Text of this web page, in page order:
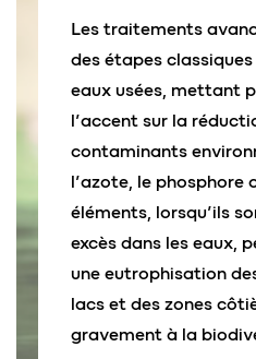
Les traitements
des étapes
eaux usées, mettant
l’accent sur la
contaminants
l’azote, le phosphore
éléments, lorsqu’ils
excès dans les eaux,
une eutrophisation
lacs et des zones
gravement à la